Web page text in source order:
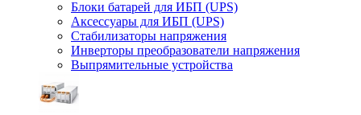
Блоки батарей для ИБП (UPS)
Аксессуары для ИБП (UPS)
Стабилизаторы напряжения
Инверторы преобразователи напряжения
Выпрямительные устройства